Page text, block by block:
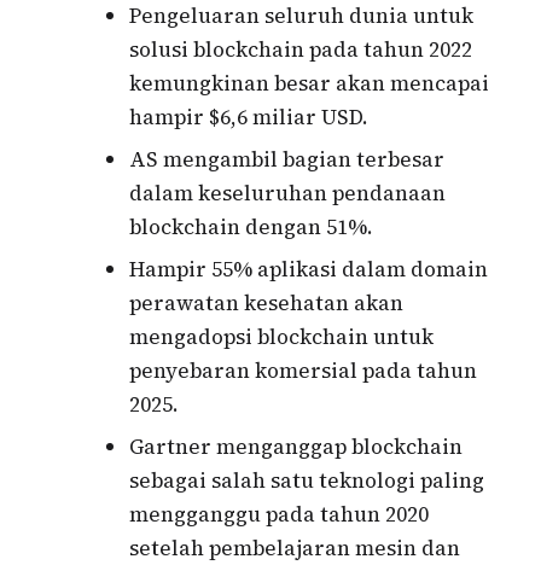
Pengeluaran seluruh dunia untuk
solusi blockchain pada tahun 2022
kemungkinan besar akan mencapai
hampir $6,6 miliar USD.
AS mengambil bagian terbesar
dalam keseluruhan pendanaan
blockchain dengan 51%.
Hampir 55% aplikasi dalam domain
perawatan kesehatan akan
mengadopsi blockchain untuk
penyebaran komersial pada tahun
2025.
Gartner menganggap blockchain
sebagai salah satu teknologi paling
mengganggu pada tahun 2020
setelah pembelajaran mesin dan